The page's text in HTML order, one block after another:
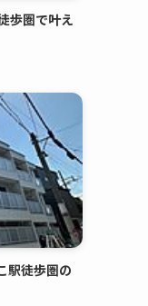
歩圏で叶え
駅徒歩圏の